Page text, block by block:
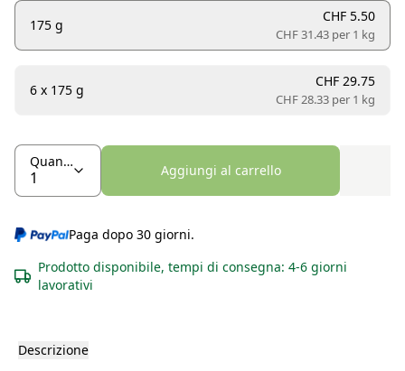
175 g
CHF 5.50
CHF 31.43 per 1 kg
6 x 175 g
CHF 29.75
CHF 28.33 per 1 kg
Quantità
Aggiungi al carrello
Paga dopo 30 giorni.
Prodotto disponibile, tempi di consegna: 4-6 giorni
lavorativi
Descrizione